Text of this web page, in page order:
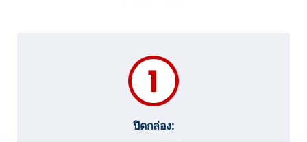
ปิดกล่อง: